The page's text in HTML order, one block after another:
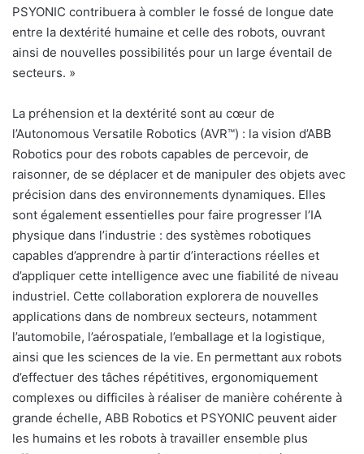
PSYONIC contribuera à combler le fossé de longue date
entre la dextérité humaine et celle des robots, ouvrant
ainsi de nouvelles possibilités pour un large éventail de
secteurs. »
La préhension et la dextérité sont au cœur de
l’Autonomous Versatile Robotics (AVR™) : la vision d’ABB
Robotics pour des robots capables de percevoir, de
raisonner, de se déplacer et de manipuler des objets avec
précision dans des environnements dynamiques. Elles
sont également essentielles pour faire progresser l’IA
physique dans l’industrie : des systèmes robotiques
capables d’apprendre à partir d’interactions réelles et
d’appliquer cette intelligence avec une fiabilité de niveau
industriel. Cette collaboration explorera de nouvelles
applications dans de nombreux secteurs, notamment
l’automobile, l’aérospatiale, l’emballage et la logistique,
ainsi que les sciences de la vie. En permettant aux robots
d’effectuer des tâches répétitives, ergonomiquement
complexes ou difficiles à réaliser de manière cohérente à
grande échelle, ABB Robotics et PSYONIC peuvent aider
les humains et les robots à travailler ensemble plus